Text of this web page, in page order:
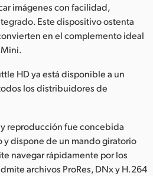
imágenes con facilidad,
Este dispositivo ostenta
en el complemento ideal
HD ya está disponible a un
los distribuidores de
reproducción fue concebida
dispone de un mando giratorio
navegar rápidamente por los
archivos ProRes, DNx y H.264